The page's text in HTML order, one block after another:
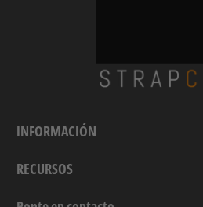
INFORMACIÓN
RECURSOS